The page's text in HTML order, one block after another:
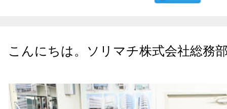
こんにちは。 ソリマチ株式会社総務